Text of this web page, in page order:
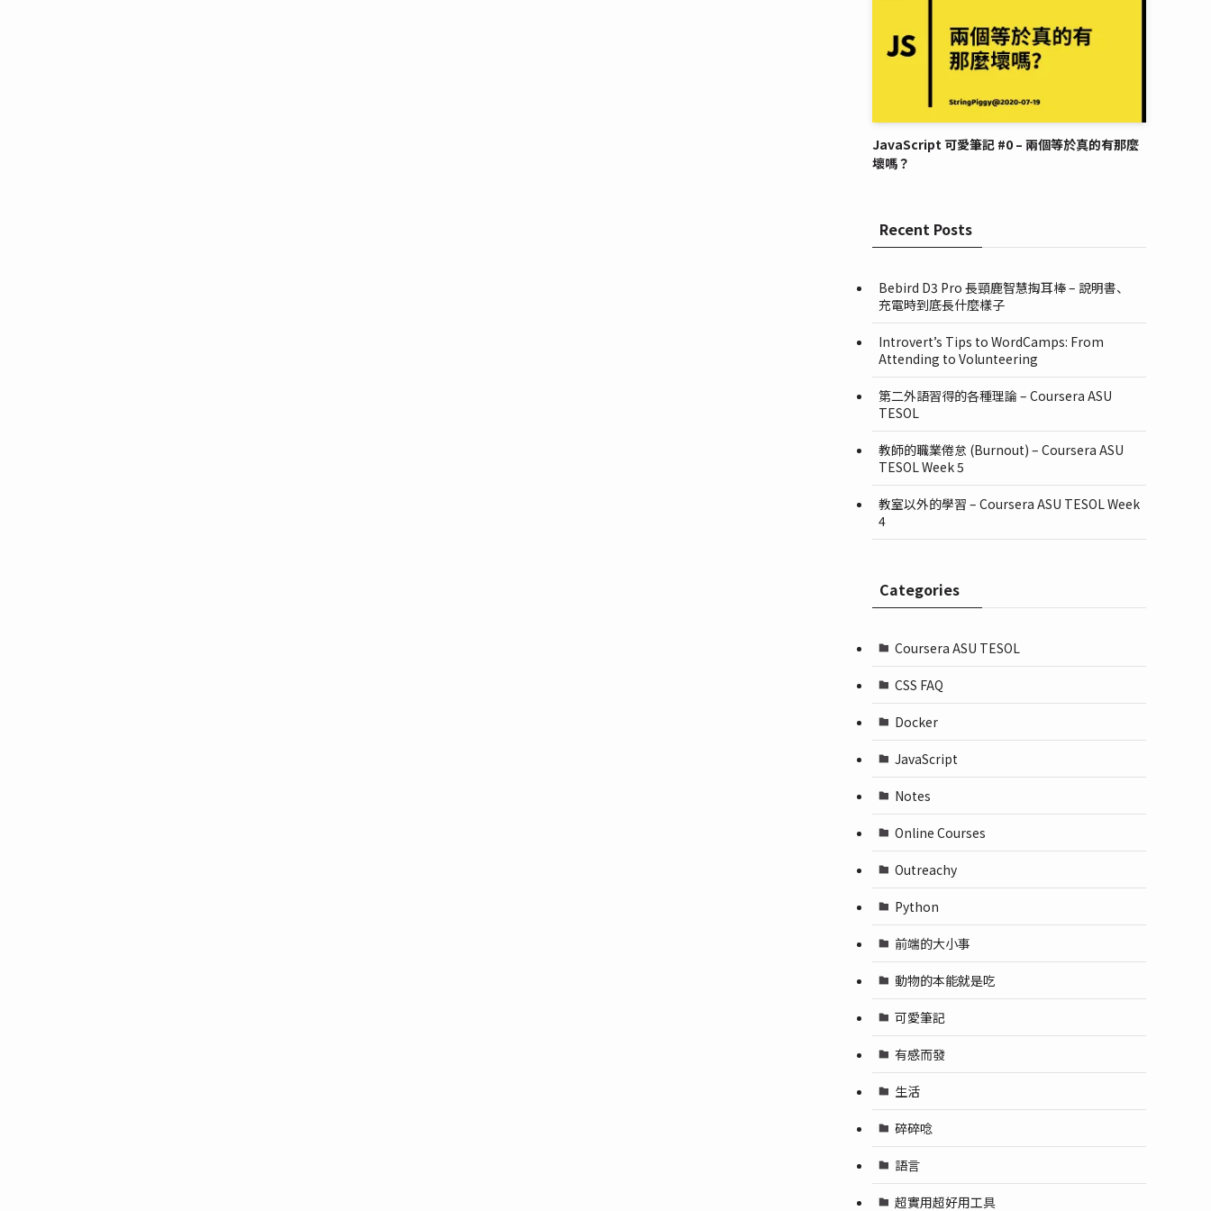
JavaScript 可愛筆記 #0 – 兩個等於真的有那麼
壞嗎？
Recent Posts
Bebird D3 Pro 長頸鹿智慧掏耳棒 – 說明書、
充電時到底長什麼樣子
Introvert’s Tips to WordCamps: From
Attending to Volunteering
第二外語習得的各種理論 – Coursera ASU
TESOL
教師的職業倦怠 (Burnout) – Coursera ASU
TESOL Week 5
教室以外的學習 – Coursera ASU TESOL Week
4
Categories
Coursera ASU TESOL
CSS FAQ
Docker
JavaScript
Notes
Online Courses
Outreachy
Python
前端的大小事
動物的本能就是吃
可愛筆記
有感而發
生活
碎碎唸
語言
超實用超好用工具